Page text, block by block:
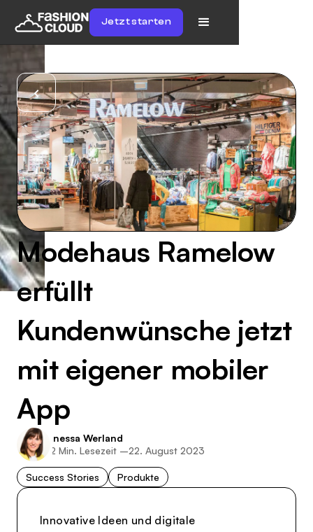
Jetzt starten
Modehaus Ramelow
erfüllt
Kundenwünsche jetzt
mit eigener mobiler
App
Inessa Werland
2 Min. Lesezeit –22. August 2023
Success Stories Produkte
Innovative Ideen und digitale